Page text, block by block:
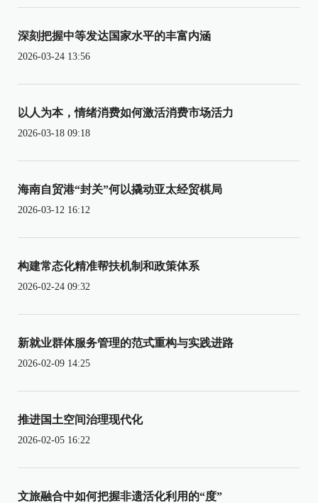
深刻把握中等发达国家水平的丰富内涵
2026-03-24 13:56
以人为本，情绪消费如何激活消费市场活力
2026-03-18 09:18
海南自贸港“封关”何以撬动亚太经贸棋局
2026-03-12 16:12
构建常态化精准帮扶机制和政策体系
2026-02-24 09:32
新就业群体服务管理的范式重构与实践进路
2026-02-09 14:25
推进国土空间治理现代化
2026-02-05 16:22
文旅融合中如何把握非遗活化利用的“度”